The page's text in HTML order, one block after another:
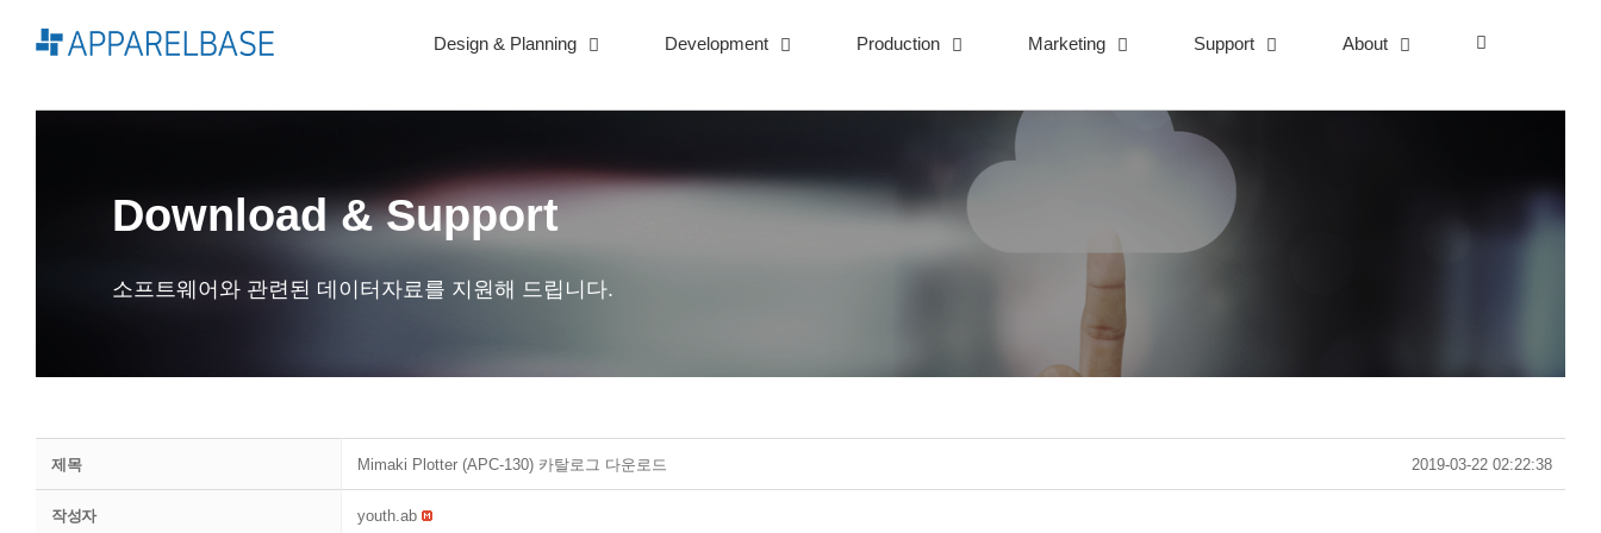
content
Design & Planning Development Production Marketing Support About
Download & Support
소프트웨어와 관련된 데이터자료를 지원해 드립니다.
제목 Mimaki Plotter (APC-130) 카탈로그 다운로드 2019-03-22 02:22:38
작성자 youth.ab